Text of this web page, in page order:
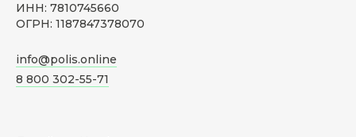
ИНН: 7810745660
ОГРН: 1187847378070
info@polis.online
8 800 302-55-71